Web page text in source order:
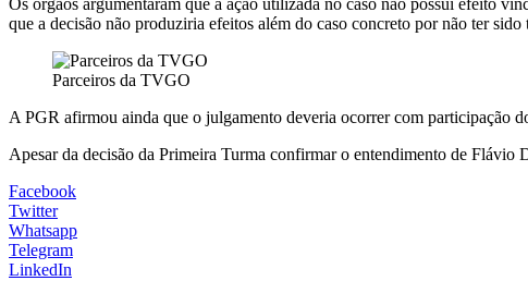
Os órgãos argumentaram que a ação utilizada no caso não possui efeito
que a decisão não produziria efeitos além do caso concreto por não ter
Parceiros da TVGO
A PGR afirmou ainda que o julgamento deveria ocorrer com participação
Apesar da decisão da Primeira Turma confirmar o entendimento de Flávio
Facebook
Twitter
Whatsapp
Telegram
LinkedIn